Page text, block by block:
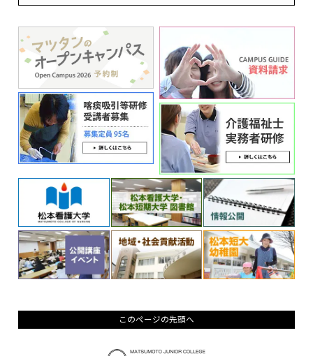
このページの先頭へ